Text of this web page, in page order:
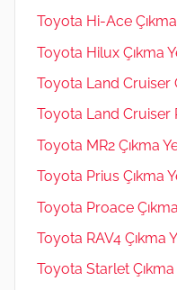
Toyota Hi-Ace
Toyota Hilux Çıkma
Toyota Land Cruiser
Toyota Land Cruiser
Toyota MR2 Çıkma
Toyota Prius Çıkma
Toyota Proace
Toyota RAV4 Çıkma
Toyota Starlet